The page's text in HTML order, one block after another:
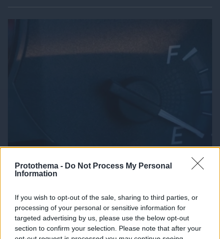
Protothema - Do Not Process My Personal
Information
If you wish to opt-out of the sale, sharing to third parties, or
processing of your personal or sensitive information for
targeted advertising by us, please use the below opt-out
section to confirm your selection. Please note that after your
06.08.2026, 19:12